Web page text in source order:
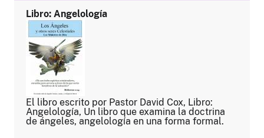
Libro: Angelología
El libro escrito por Pastor David Cox, Libro:
Angelología, Un libro que examina la doctrina
de ángeles, angelología en una forma formal.